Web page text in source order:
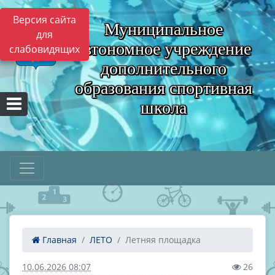
Версия сайта
для
слабовидящих
Муниципальное
автономное учреждение
дополнительного
образования спортивная
школа
Главная ЛЕТО Летняя площадка
10.06.2026 08:07 26